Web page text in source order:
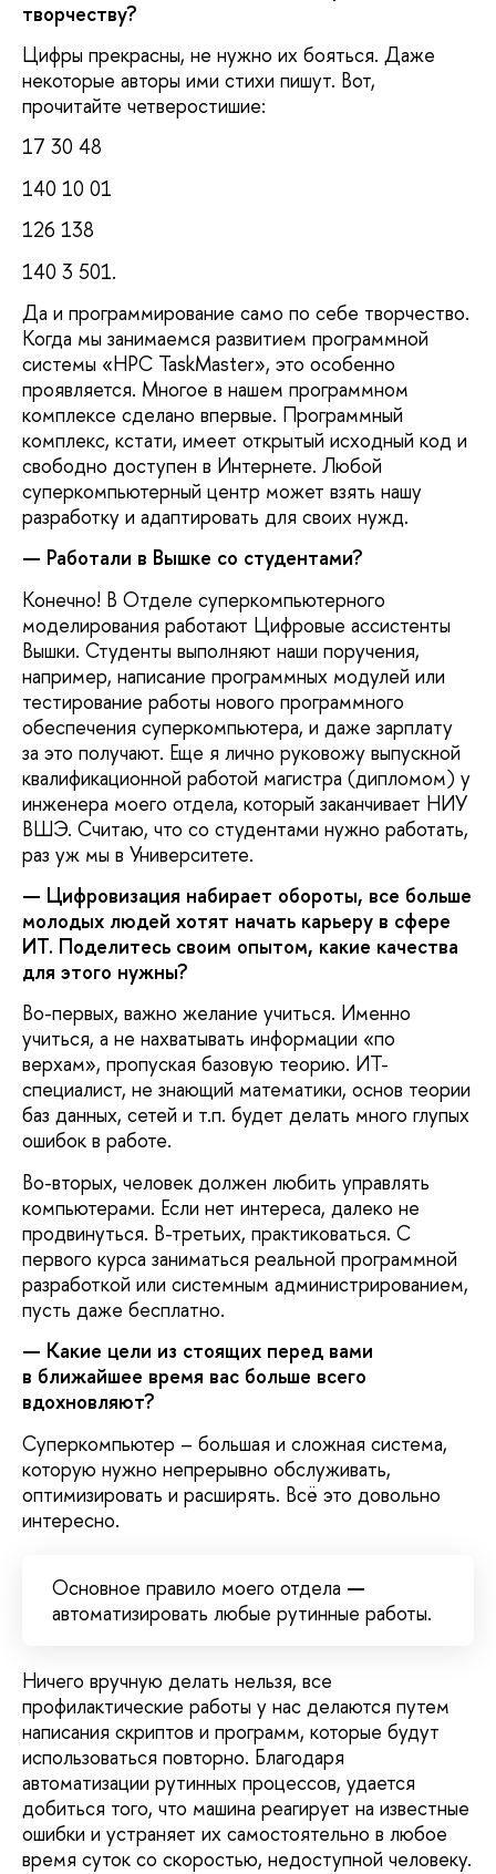
творчеству?
Цифры прекрасны, не нужно их бояться. Даже
некоторые авторы ими стихи пишут. Вот,
прочитайте четверостишие:
17 30 48
140 10 01
126 138
140 3 501.
Да и программирование само по себе творчество.
Когда мы занимаемся развитием программной
системы «HPC TaskMaster», это особенно
проявляется. Многое в нашем программном
комплексе сделано впервые. Программный
комплекс, кстати, имеет открытый исходный код и
свободно доступен в Интернете. Любой
суперкомпьютерный центр может взять нашу
разработку и адаптировать для своих нужд.
— Работали в Вышке со студентами?
Конечно! В Отделе суперкомпьютерного
моделирования работают Цифровые ассистенты
Вышки. Студенты выполняют наши поручения,
например, написание программных модулей или
тестирование работы нового программного
обеспечения суперкомпьютера, и даже зарплату
за это получают. Еще я лично руковожу выпускной
квалификационной работой магистра (дипломом) у
инженера моего отдела, который заканчивает НИУ
ВШЭ. Считаю, что со студентами нужно работать,
раз уж мы в Университете.
— Цифровизация набирает обороты, все больше
молодых людей хотят начать карьеру в сфере
ИТ. Поделитесь своим опытом, какие качества
для этого нужны?
Во-первых, важно желание учиться. Именно
учиться, а не нахватывать информации «по
верхам», пропуская базовую теорию. ИТ-
специалист, не знающий математики, основ теории
баз данных, сетей и т.п. будет делать много глупых
ошибок в работе.
Во-вторых, человек должен любить управлять
компьютерами. Если нет интереса, далеко не
продвинуться. В-третьих, практиковаться. С
первого курса заниматься реальной программной
разработкой или системным администрированием,
пусть даже бесплатно.
— Какие цели из стоящих перед вами
в ближайшее время вас больше всего
вдохновляют?
Суперкомпьютер – большая и сложная система,
которую нужно непрерывно обслуживать,
оптимизировать и расширять. Всё это довольно
интересно.
Основное правило моего отдела —
автоматизировать любые рутинные работы.
Ничего вручную делать нельзя, все
профилактические работы у нас делаются путем
написания скриптов и программ, которые будут
использоваться повторно. Благодаря
автоматизации рутинных процессов, удается
добиться того, что машина реагирует на известные
ошибки и устраняет их самостоятельно в любое
время суток со скоростью, недоступной человеку.